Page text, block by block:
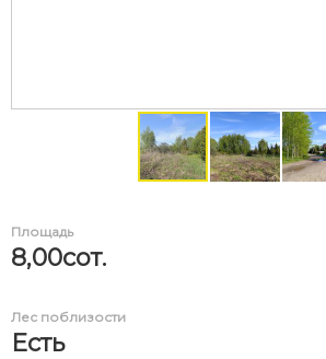
Площадь
8,00сот.
Лес поблизости
Есть